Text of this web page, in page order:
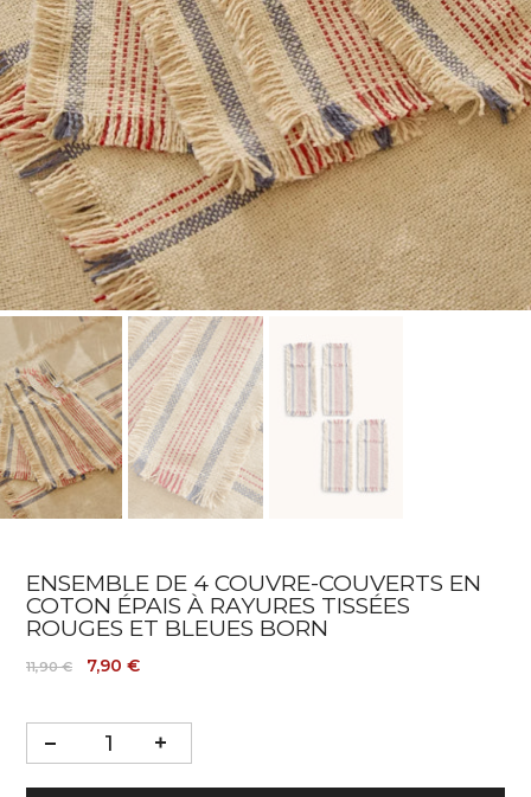
ENSEMBLE DE 4 COUVRE-COUVERTS EN
COTON ÉPAIS À RAYURES TISSÉES
ROUGES ET BLEUES BORN
11,90 € 7,90 €